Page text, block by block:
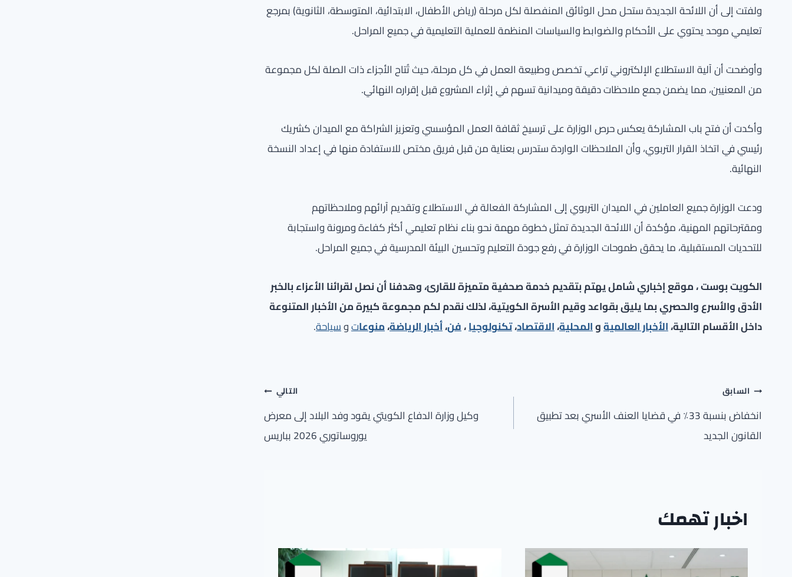
ولفتت إلى أن اللائحة الجديدة ستحل محل الوثائق المنفصلة لكل مرحلة (رياض الأطفال، الابتدائية، المتوسطة، الثانوية) بمرجع
تعليمي موحد يحتوي على الأحكام والضوابط والسياسات المنظمة للعملية التعليمية في جميع المراحل.
وأوضحت أن آلية الاستطلاع الإلكتروني تراعي تخصص وطبيعة العمل في كل مرحلة، حيث تُتاح الأجزاء ذات الصلة لكل مجموعة
من المعنيين، مما يضمن جمع ملاحظات دقيقة وميدانية تسهم في إثراء المشروع قبل إقراره النهائي.
وأكدت أن فتح باب المشاركة يعكس حرص الوزارة على ترسيخ ثقافة العمل المؤسسي وتعزيز الشراكة مع الميدان كشريك
رئيسي في اتخاذ القرار التربوي، وأن الملاحظات الواردة ستدرس بعناية من قبل فريق مختص للاستفادة منها في إعداد النسخة
النهائية.
ودعت الوزارة جميع العاملين في الميدان التربوي إلى المشاركة الفعالة في الاستطلاع وتقديم آرائهم وملاحظاتهم
ومقترحاتهم المهنية، مؤكدة أن اللائحة الجديدة تمثل خطوة مهمة نحو بناء نظام تعليمي أكثر كفاءة ومرونة واستجابة
للتحديات المستقبلية، ما يحقق طموحات الوزارة في رفع جودة التعليم وتحسين البيئة المدرسية في جميع المراحل.
الكويت بوست ، موقع إخباري شامل يهتم بتقديم خدمة صحفية متميزة للقارئ، وهدفنا أن نصل لقرائنا الأعزاء بالخبر
الأدق والأسرع والحصري بما يليق بقواعد وقيم الأسرة الكويتية، لذلك نقدم لكم مجموعة كبيرة من الأخبار المتنوعة
داخل الأقسام التالية،الأخبار العالميةوالمحلية،الاقتصاد،تكنولوجيا،فن،أخبار الرياضة،منوعاتوسياحة.
تصفّح
المقالات
السابق
انخفاض بنسبة 33٪ في قضايا العنف الأسري بعد تطبيق
القانون الجديد
التالي
وكيل وزارة الدفاع الكويتي يقود وفد البلاد إلى معرض
يوروساتوري 2026 بباريس
اخبار تهمك